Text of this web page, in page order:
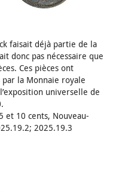
faisait déjà partie de la
donc pas nécessaire que
Ces pièces ont
la Monnaie royale
universelle de
et 10 cents, Nouveau-
2025.19.3